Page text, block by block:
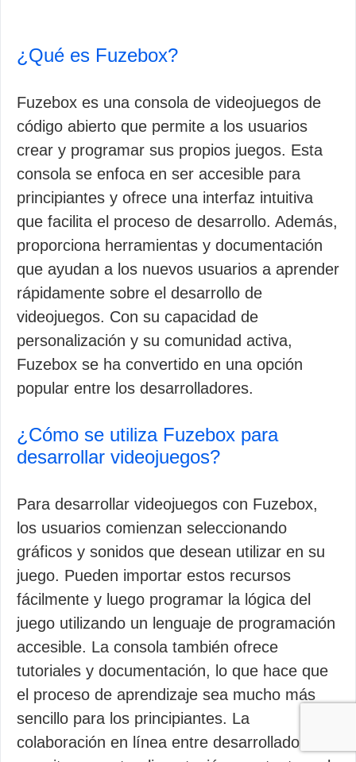
¿Qué es Fuzebox?
Fuzebox es una consola de videojuegos de
código abierto que permite a los usuarios
crear y programar sus propios juegos. Esta
consola se enfoca en ser accesible para
principiantes y ofrece una interfaz intuitiva
que facilita el proceso de desarrollo. Además,
proporciona herramientas y documentación
que ayudan a los nuevos usuarios a aprender
rápidamente sobre el desarrollo de
videojuegos. Con su capacidad de
personalización y su comunidad activa,
Fuzebox se ha convertido en una opción
popular entre los desarrolladores.
¿Cómo se utiliza Fuzebox para
desarrollar videojuegos?
Para desarrollar videojuegos con Fuzebox,
los usuarios comienzan seleccionando
gráficos y sonidos que desean utilizar en su
juego. Pueden importar estos recursos
fácilmente y luego programar la lógica del
juego utilizando un lenguaje de programación
accesible. La consola también ofrece
tutoriales y documentación, lo que hace que
el proceso de aprendizaje sea mucho más
sencillo para los principiantes. La
colaboración en línea entre desarrolladores